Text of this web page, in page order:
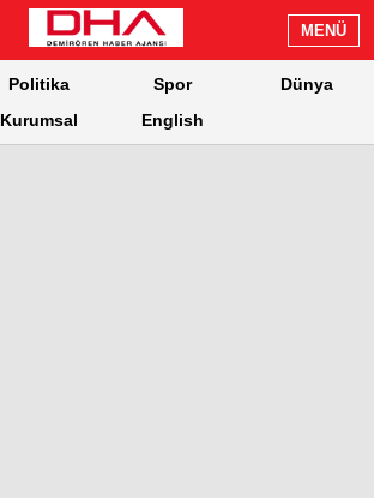
MENÜ
Politika Spor
Dünya
Kurumsal English